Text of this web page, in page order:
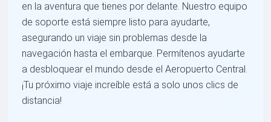
en la aventura que tienes por delante. Nuestro equipo
de soporte está siempre listo para ayudarte,
asegurando un viaje sin problemas desde la
navegación hasta el embarque. Permítenos ayudarte
a desbloquear el mundo desde el Aeropuerto Central.
¡Tu próximo viaje increíble está a solo unos clics de
distancia!